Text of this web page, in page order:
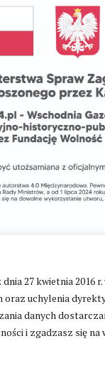
27 kwietnia 2016
uchylenia
danych
i zgadzasz się na